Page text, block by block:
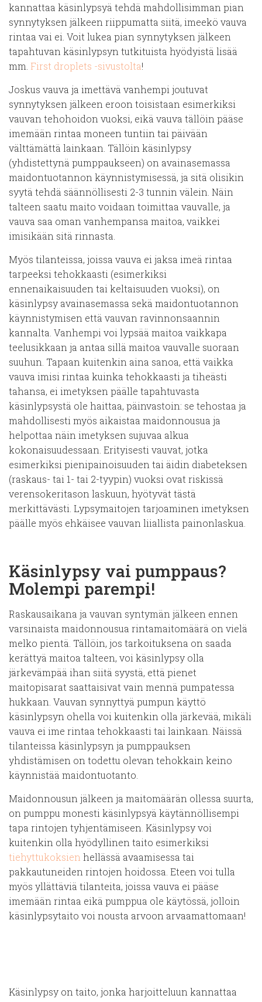
kannattaa käsinlypsyä tehdä mahdollisimman pian
synnytyksen jälkeen riippumatta siitä, imeekö vauva
rintaa vai ei. Voit lukea pian synnytyksen jälkeen
tapahtuvan käsinlypsyn tutkituista hyödyistä lisää
mm. First droplets -sivustolta!
Joskus vauva ja imettävä vanhempi joutuvat
synnytyksen jälkeen eroon toisistaan esimerkiksi
vauvan tehohoidon vuoksi, eikä vauva tällöin pääse
imemään rintaa moneen tuntiin tai päivään
välttämättä lainkaan. Tällöin käsinlypsy
(yhdistettynä pumppaukseen) on avainasemassa
maidontuotannon käynnistymisessä, ja sitä olisikin
syytä tehdä säännöllisesti 2-3 tunnin välein. Näin
talteen saatu maito voidaan toimittaa vauvalle, ja
vauva saa oman vanhempansa maitoa, vaikkei
imisikään sitä rinnasta.
Myös tilanteissa, joissa vauva ei jaksa imeä rintaa
tarpeeksi tehokkaasti (esimerkiksi
ennenaikaisuuden tai keltaisuuden vuoksi), on
käsinlypsy avainasemassa sekä maidontuotannon
käynnistymisen että vauvan ravinnonsaannin
kannalta. Vanhempi voi lypsää maitoa vaikkapa
teelusikkaan ja antaa sillä maitoa vauvalle suoraan
suuhun. Tapaan kuitenkin aina sanoa, että vaikka
vauva imisi rintaa kuinka tehokkaasti ja tiheästi
tahansa, ei imetyksen päälle tapahtuvasta
käsinlypsystä ole haittaa, päinvastoin: se tehostaa ja
mahdollisesti myös aikaistaa maidonnousua ja
helpottaa näin imetyksen sujuvaa alkua
kokonaisuudessaan. Erityisesti vauvat, jotka
esimerkiksi pienipainoisuuden tai äidin diabeteksen
(raskaus- tai 1- tai 2-tyypin) vuoksi ovat riskissä
verensokeritason laskuun, hyötyvät tästä
merkittävästi. Lypsymaitojen tarjoaminen imetyksen
päälle myös ehkäisee vauvan liiallista painonlaskua.
Käsinlypsy vai pumppaus?
Molempi parempi!
Raskausaikana ja vauvan syntymän jälkeen ennen
varsinaista maidonnousua rintamaitomäärä on vielä
melko pientä. Tällöin, jos tarkoituksena on saada
kerättyä maitoa talteen, voi käsinlypsy olla
järkevämpää ihan siitä syystä, että pienet
maitopisarat saattaisivat vain mennä pumpatessa
hukkaan. Vauvan synnyttyä pumpun käyttö
käsinlypsyn ohella voi kuitenkin olla järkevää, mikäli
vauva ei ime rintaa tehokkaasti tai lainkaan. Näissä
tilanteissa käsinlypsyn ja pumppauksen
yhdistämisen on todettu olevan tehokkain keino
käynnistää maidontuotanto.
Maidonnousun jälkeen ja maitomäärän ollessa suurta,
on pumppu monesti käsinlypsyä käytännöllisempi
tapa rintojen tyhjentämiseen. Käsinlypsy voi
kuitenkin olla hyödyllinen taito esimerkiksi
tiehyttukoksien hellässä avaamisessa tai
pakkautuneiden rintojen hoidossa. Eteen voi tulla
myös yllättäviä tilanteita, joissa vauva ei pääse
imemään rintaa eikä pumppua ole käytössä, jolloin
käsinlypsytaito voi nousta arvoon arvaamattomaan!
Käsinlypsy on taito, jonka harjoitteluun kannattaa